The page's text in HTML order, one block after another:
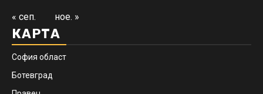
« сеп. ное. »
КАРТА
София област
Ботевград